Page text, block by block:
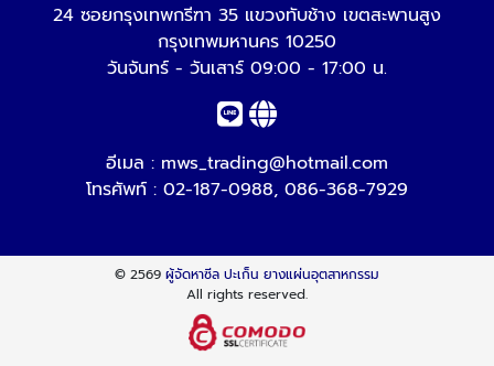
24 ซอยกรุงเทพกรีฑา 35 แขวงทับช้าง เขตสะพานสูง
กรุงเทพมหานคร 10250
วันจันทร์ - วันเสาร์ 09:00 - 17:00 น.
อีเมล : mws_trading@hotmail.com
โทรศัพท์ : 02-187-0988, 086-368-7929
© 2569 ผู้จัดหาซีล ปะเก็น ยางแผ่นอุตสาหกรรม
All rights reserved.